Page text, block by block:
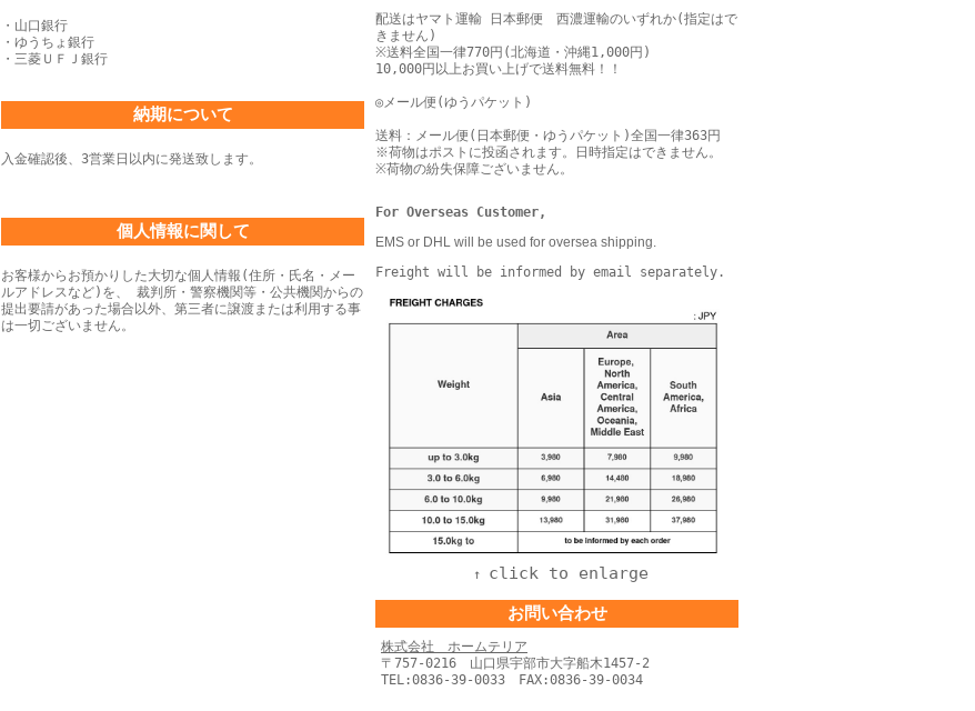
・山口銀行
・ゆうちょ銀行
・三菱ＵＦＪ銀行
納期について
入金確認後、3営業日以内に発送致します。
個人情報に関して
お客様からお預かりした大切な個人情報(住所・氏名・メー
ルアドレスなど)を、 裁判所・警察機関等・公共機関からの
提出要請があった場合以外、第三者に譲渡または利用する事
は一切ございません。
配送はヤマト運輸 日本郵便 西濃運輸のいずれか(指定はで
きません)
※送料全国一律770円(北海道・沖縄1,000円)
10,000円以上お買い上げで送料無料！！
◎メール便(ゆうパケット)
送料：メール便(日本郵便・ゆうパケット)全国一律363円
※荷物はポストに投函されます。日時指定はできません。
※荷物の紛失保障ございません。
For Overseas Customer,
EMS or DHL will be used for oversea shipping.
Freight will be informed by email separately.
↑ click to enlarge
お問い合わせ
株式会社 ホームテリア
〒757-0216 山口県宇部市大字船木1457-2
TEL:0836-39-0033 FAX:0836-39-0034